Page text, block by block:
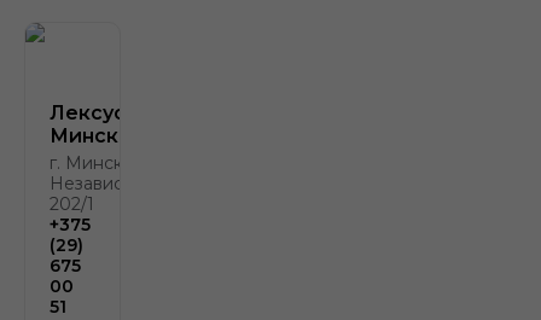
Лексус-
Минск
г. Минск, пр.
Независимости,
202/1
+375
(29)
675
00
51